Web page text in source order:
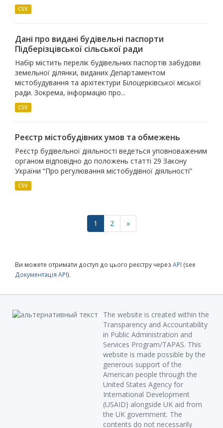
CSV
Дані про видані будівельні паспорти
Підберізцівської сільської ради
Набір містить перелік будівельних паспортів забудови
земельної ділянки, виданих Департаментом
містобудування та архітектури Білоцерківської міської
ради. Зокрема, інформацію про...
CSV
Реєстр містобудівних умов та обмежень
Реєстр будівельної діяльності ведеться уповноваженим
органом відповідно до положень статті 29 Закону
України “Про регулювання містобудівної діяльності”
CSV
1 2 »
Ви можете отримати доступ до цього реєстру через API (see
Документація API).
The website is created within the
Transparency and Accountability
in Public Administration and
Services Program/TAPAS. This
website is made possible by the
generous support of the
American people through the
United States Agency for
International Development
(USAID) alongside UK aid from
the UK government. The
contents do not necessarily